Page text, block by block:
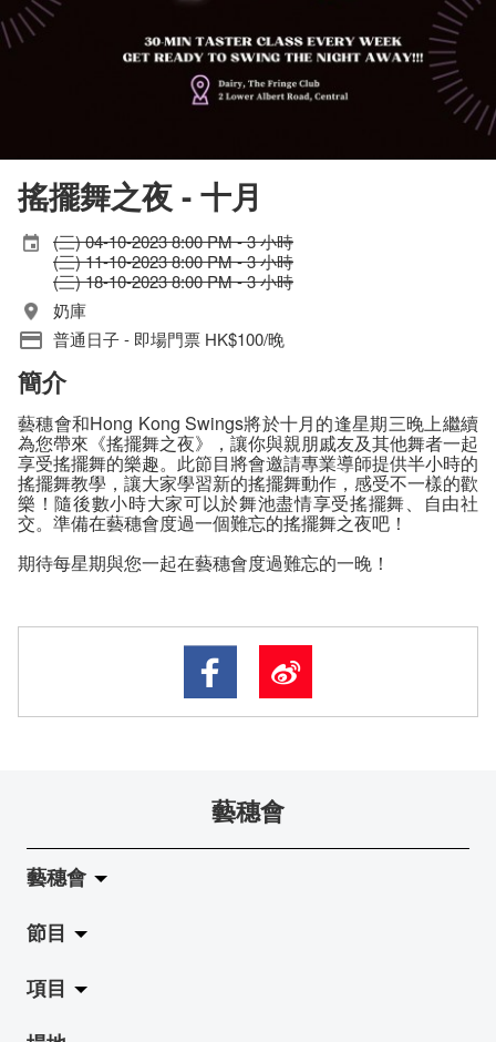
搖擺舞之夜 - 十月
(三) 04-10-2023 8:00 PM - 3 小時
(三) 11-10-2023 8:00 PM - 3 小時
(三) 18-10-2023 8:00 PM - 3 小時
奶庫
普通日子 - 即場門票 HK$100/晚
簡介
藝穗會和Hong Kong Swings將於十月的逢星期三晚上繼續
為您帶來《搖擺舞之夜》，讓你與親朋戚友及其他舞者一起
享受搖擺舞的樂趣。此節目將會邀請專業導師提供半小時的
搖擺舞教學，讓大家學習新的搖擺舞動作，感受不一樣的歡
樂！隨後數小時大家可以於舞池盡情享受搖擺舞、自由社
交。準備在藝穗會度過一個難忘的搖擺舞之夜吧！
期待每星期與您一起在藝穗會度過難忘的一晚！
藝穗會
藝穗會
關於藝穗會
藝穗會的演化
節目
拉闊
項目